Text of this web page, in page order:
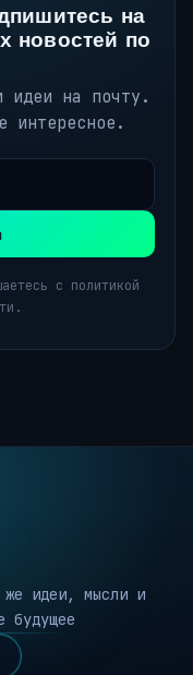
на
новостей по
идеи на почту.
интересное.
с политикой
же идеи, мысли и
будущее